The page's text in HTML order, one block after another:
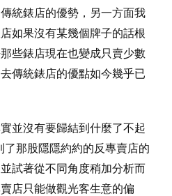
統錶店的優勢，另一方面我
如果沒有某幾個牌子的話根
些錶店現在也變成只賣少數
傳統錶店的優點如今幾乎已
並沒有要歸結到什麼了不起
那股隱隱約約的反專賣店的
試著從不同角度稍加分析而
店只能做觀光客生意的偏